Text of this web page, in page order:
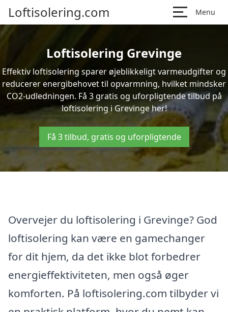
Loftisolering.com Menu
Loftisolering Grevinge
Effektiv loftisolering sparer øjeblikkeligt varmeudgifter og
reducerer energibehovet til opvarmning, hvilket mindsker
CO2-udledningen. Få 3 gratis og uforpligtende tilbud på
loftisolering i Grevinge her!
Få 3 tilbud, gratis og uforpligtende
Overvejer du loftisolering i Grevinge? God
loftisolering kan være en gamechanger
for dit hjem, da det ikke blot forbedrer
energieffektiviteten, men også øger
komforten. På loftisolering.com tilbyder vi